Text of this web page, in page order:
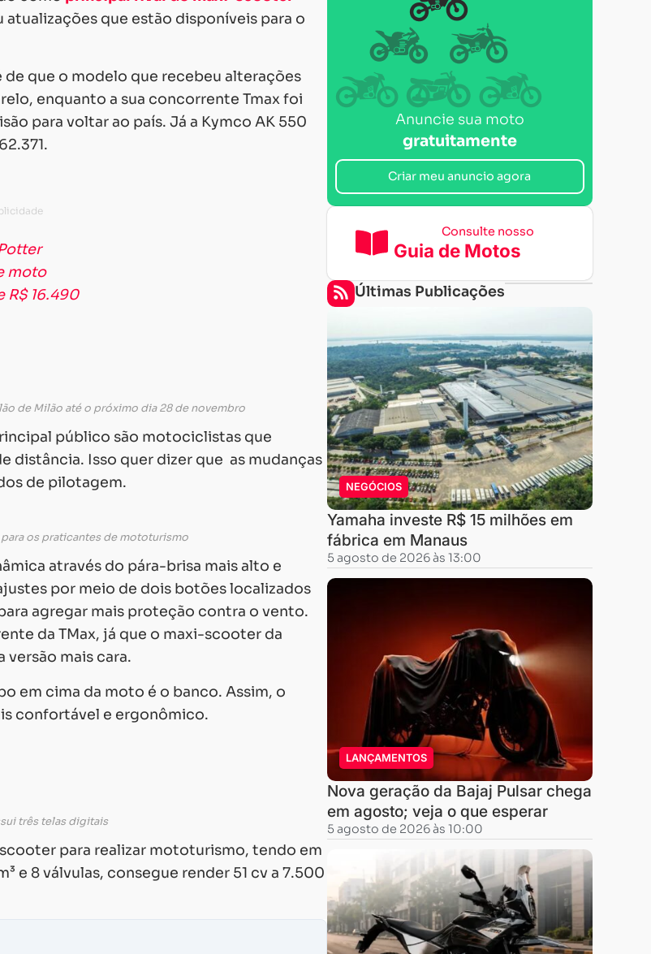
que estão disponíveis para o
que o modelo que recebeu alterações
enquanto a sua concorrente Tmax foi
para voltar ao país. Já a Kymco AK 550
moto
R$ 16.490
de Milão até o próximo dia 28 de novembro
público são motociclistas que
distância. Isso quer dizer que as mudanças
de pilotagem.
os praticantes de mototurismo
através do pára-brisa mais alto e
por meio de dois botões localizados
agregar mais proteção contra o vento.
da TMax, já que o maxi-scooter da
versão mais cara.
em cima da moto é o banco. Assim, o
confortável e ergonômico.
três telas digitais
para realizar mototurismo, tendo em
e 8 válvulas, consegue render 51 cv a 7.500
Anuncie sua moto
gratuitamente
Criar meu anuncio agora
Consulte nosso
Guia de Motos
Últimas Publicações
NEGÓCIOS
Yamaha investe R$ 15 milhões em
fábrica em Manaus
5 agosto de 2026 às 13:00
LANÇAMENTOS
Nova geração da Bajaj Pulsar chega
em agosto; veja o que esperar
5 agosto de 2026 às 10:00
Carregando...
Carregando...